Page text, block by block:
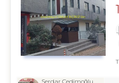
Serdar Cedimoğlu